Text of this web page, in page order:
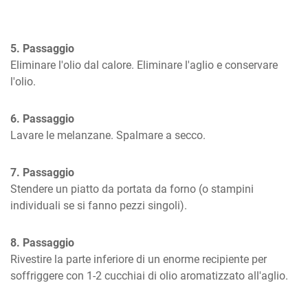
5. Passaggio
Eliminare l'olio dal calore. Eliminare l'aglio e conservare
l'olio.
6. Passaggio
Lavare le melanzane. Spalmare a secco.
7. Passaggio
Stendere un piatto da portata da forno (o stampini
individuali se si fanno pezzi singoli).
8. Passaggio
Rivestire la parte inferiore di un enorme recipiente per
soffriggere con 1-2 cucchiai di olio aromatizzato all'aglio.